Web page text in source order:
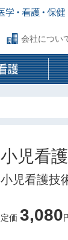
会社につい
小児看
小児看護技
定価 3,080